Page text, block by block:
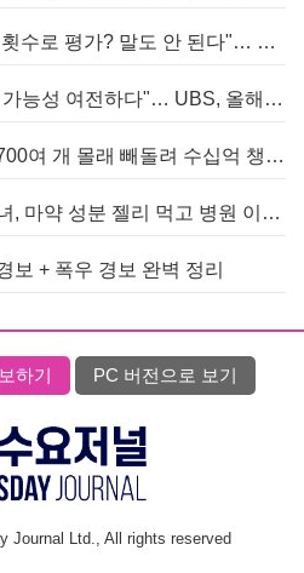
[홍콩정치] "의원 발언 횟수로 평가? 말도 안 된다"… 홍콩 입법회 의장의 일침
[홍콩경제] "홍콩 성장 가능성 여전하다"… UBS, 올해 홍콩 GDP 성장률 전망치 4.5%로 대폭 상향
[홍콩뉴스] 샤넬 명품 700여 개 몰래 빼돌려 수십억 챙긴 직원 4년~7년형 선고
[홍콩뉴스] 어린 두 자녀, 마약 성분 젤리 먹고 병원 이송… 어머니와 친척 체포
보 + 폭우 경보 완벽 정리
하기 PC 버전으로 보기
Journal Ltd., All rights reserved